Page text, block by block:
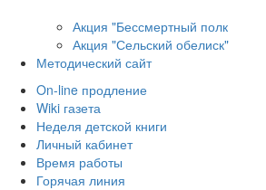
Акция "Бессмертный полк
Акция "Сельский обелиск"
Методический сайт
On-line продление
Wiki газета
Неделя детской книги
Личный кабинет
Время работы
Горячая линия